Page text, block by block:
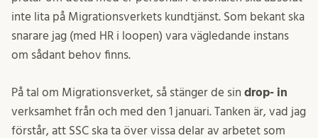
inte lita på Migrationsverkets kundtjänst. Som bekant ska
snarare jag (med HR i loopen) vara vägledande instans
om sådant behov finns.
På tal om Migrationsverket, så stänger de sin drop- in
verksamhet från och med den 1 januari. Tanken är, vad jag
förstår, att SSC ska ta över vissa delar av arbetet som